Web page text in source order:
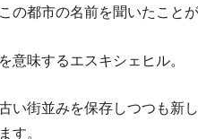
ト
の都市の名前を聞いたこと
意味するエスキシェヒル。
い街並みを保存しつつも新
す。